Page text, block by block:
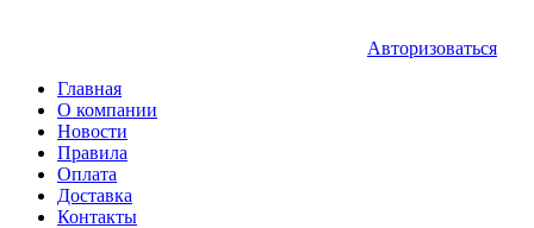
Авторизоваться
Главная
О компании
Новости
Правила
Оплата
Доставка
Контакты